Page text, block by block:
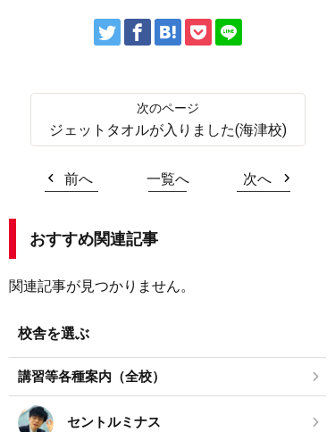
ジェットタオルが入りました(海津校)
前へ 一覧へ 次へ
おすすめ関連記事
関連記事が見つかりません。
校舎を選ぶ
講習等各種案内（全校）
セントルミナス